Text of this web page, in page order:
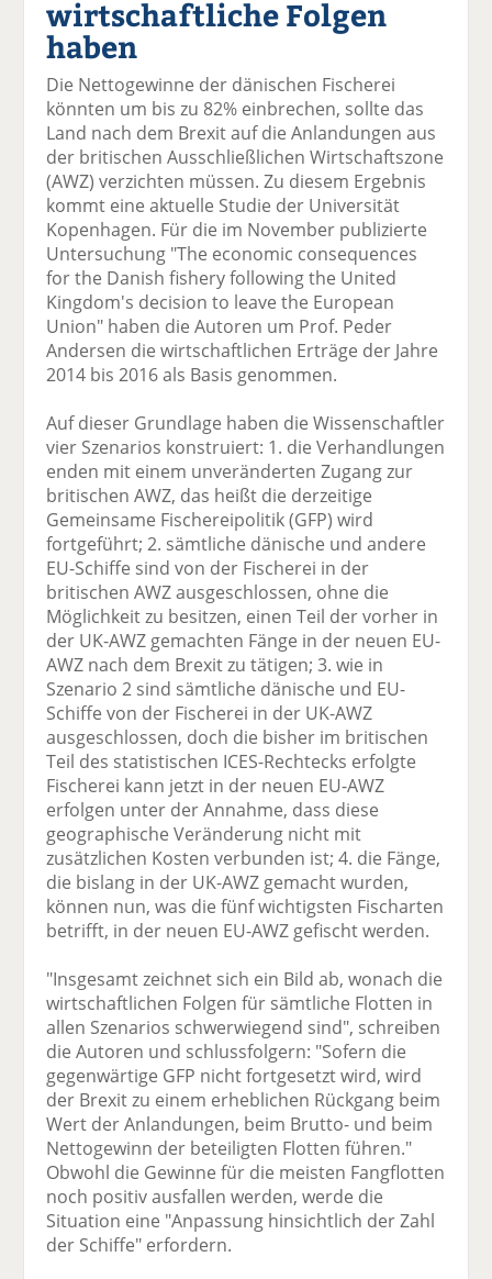
el
a
F
ac
e
b
o
o
k
te
il
e
n
el
t
tt
er
n
el
a
Li
n
k
e
di
n
te
il
e
n
m
ai
l
v
se
n
n
wirtschaftliche Folgen
haben
Die Nettogewinne der dänischen Fischerei
könnten um bis zu 82% einbrechen, sollte das
Land nach dem Brexit auf die Anlandungen aus
der britischen Ausschließlichen Wirtschaftszone
(AWZ) verzichten müssen. Zu diesem Ergebnis
kommt eine aktuelle Studie der Universität
Kopenhagen. Für die im November publizierte
Untersuchung "The economic consequences
for the Danish fishery following the United
Kingdom's decision to leave the European
Union" haben die Autoren um Prof. Peder
Andersen die wirtschaftlichen Erträge der Jahre
2014 bis 2016 als Basis genommen.
Auf dieser Grundlage haben die Wissenschaftler
vier Szenarios konstruiert: 1. die Verhandlungen
enden mit einem unveränderten Zugang zur
britischen AWZ, das heißt die derzeitige
Gemeinsame Fischereipolitik (GFP) wird
fortgeführt; 2. sämtliche dänische und andere
EU-Schiffe sind von der Fischerei in der
britischen AWZ ausgeschlossen, ohne die
Möglichkeit zu besitzen, einen Teil der vorher in
der UK-AWZ gemachten Fänge in der neuen EU-
AWZ nach dem Brexit zu tätigen; 3. wie in
Szenario 2 sind sämtliche dänische und EU-
Schiffe von der Fischerei in der UK-AWZ
ausgeschlossen, doch die bisher im britischen
Teil des statistischen ICES-Rechtecks erfolgte
Fischerei kann jetzt in der neuen EU-AWZ
erfolgen unter der Annahme, dass diese
geographische Veränderung nicht mit
zusätzlichen Kosten verbunden ist; 4. die Fänge,
die bislang in der UK-AWZ gemacht wurden,
können nun, was die fünf wichtigsten Fischarten
betrifft, in der neuen EU-AWZ gefischt werden.
"Insgesamt zeichnet sich ein Bild ab, wonach die
wirtschaftlichen Folgen für sämtliche Flotten in
allen Szenarios schwerwiegend sind", schreiben
die Autoren und schlussfolgern: "Sofern die
gegenwärtige GFP nicht fortgesetzt wird, wird
der Brexit zu einem erheblichen Rückgang beim
Wert der Anlandungen, beim Brutto- und beim
Nettogewinn der beteiligten Flotten führen."
Obwohl die Gewinne für die meisten Fangflotten
noch positiv ausfallen werden, werde die
Situation eine "Anpassung hinsichtlich der Zahl
der Schiffe" erfordern.